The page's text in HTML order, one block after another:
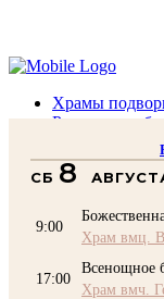
Храмы
Расписание
Воскресная
КОНТАКТЫ
Помочь
СБ 8
9:00
Храм вмц.
17:00
Всенощное
Храм вмч.